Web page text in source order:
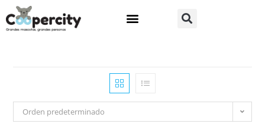
Orden predeterminado